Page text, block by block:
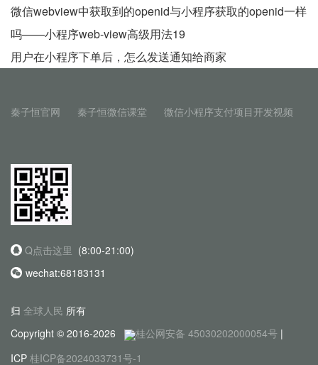
微信webview中获取到的openid与小程序获取的openid一样
吗——小程序web-view高级用法19
用户在小程序下单后，怎么发送通知给商家
秦子恒官网 秦子恒微信课堂 微信小程序支付项目开发视频
Q点击这里 (8:00-21:00)
wechat:68183131
归 全球人民 所有
Copyright © 2016-2026
桂公网安备 45030202000054号 |
ICP 桂ICP备2024033731号-1